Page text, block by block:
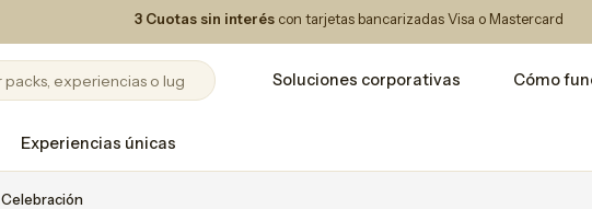
3 Cuotas sin interés con tarjetas bancarizadas Visa o Mastercard
Soluciones corporativas Cómo
Experiencias únicas
Celebración